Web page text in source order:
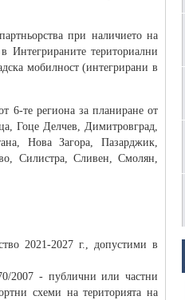
при наличието на
териториални
мобилност (интегрирани в
6-те региона за планиране от
Гоце Делчев, Димитровград,
Нова Загора, Пазарджик,
Силистра, Сливен, Смолян,
2021-2027 г., допустими в
2007 - публични или частни
схеми на територията на